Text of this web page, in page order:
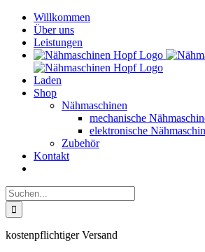
Skip
content
Willkommen
Über uns
Leistungen
Laden
Shop
Nähmaschinen
mechanische
elektronische
Zubehör
Kontakt
Suche
nach:
kostenpflichtiger Versand